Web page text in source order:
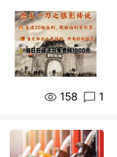
158 1